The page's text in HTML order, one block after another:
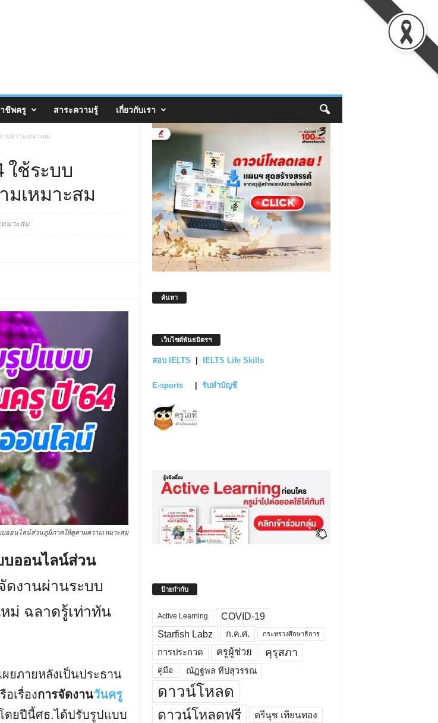
ชีพครู สาระความรู้ เกี่ยวกับเรา
ามความเหมาะสม
ใช้ระบบ
เหมาะสม
มาะสม
บออนไลน์ส่วนภูมิภาคให้ดูตามความเหมาะสม
บออนไลน์ส่วน
ดงานผ่านระบบ
ม่ ฉลาดรู้เท่าทัน
ยภายหลังเป็นประธาน
อเรื่องการจัดงานวันครู
ยปีนี้ศธ.ได้ปรับรูปแบบ
ค้นหา
เว็บไซต์พันธมิตรฯ
สอบ IELTS IELTS Life Skills
E-sports รับทำบัญชี
ป้ายกำกับ
Active Learning
COVID-19
Starfish Labz
ก.ค.ศ. กระทรวงศึกษาธิการ
การประกวด ครูผู้ช่วย คุรุสภา
คู่มือ ณัฏฐพล ทีปสุวรรณ
ดาวน์โหลด
ดาวน์โหลดฟรี ตรีนุช เทียนทอง